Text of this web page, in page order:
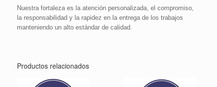
Nuestra fortaleza es la atención personalizada, el compromiso,
la responsabilidad y la rapidez en la entrega de los trabajos
manteniendo un alto estándar de calidad.
Productos relacionados